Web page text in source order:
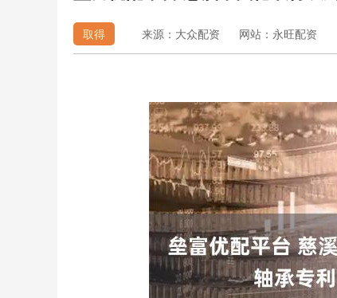
取得 来源：大众配资 网站：永旺配资